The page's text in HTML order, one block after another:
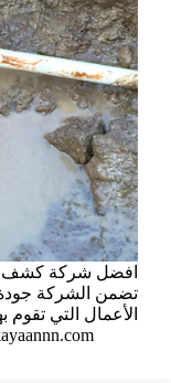
افضل شركة كشف
تضمن الشركة
الأعمال التي تقوم